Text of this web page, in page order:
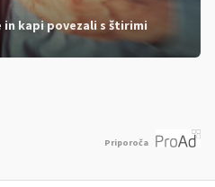
kapi povezali s štirimi
Priporoča